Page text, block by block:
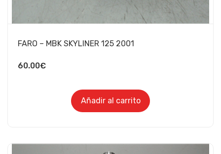
FARO – MBK SKYLINER 125 2001
60.00€
Añadir al carrito